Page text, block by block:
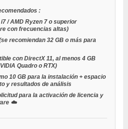
:
/ AMD Ryzen 7 o superior
con frecuencias altas)
recomiendan 32 GB o más para
con DirectX 11, al menos 4 GB
Quadro o RTX)
10 GB para la instalación + espacio
y resultados de análisis
para la activación de licencia y
☁️